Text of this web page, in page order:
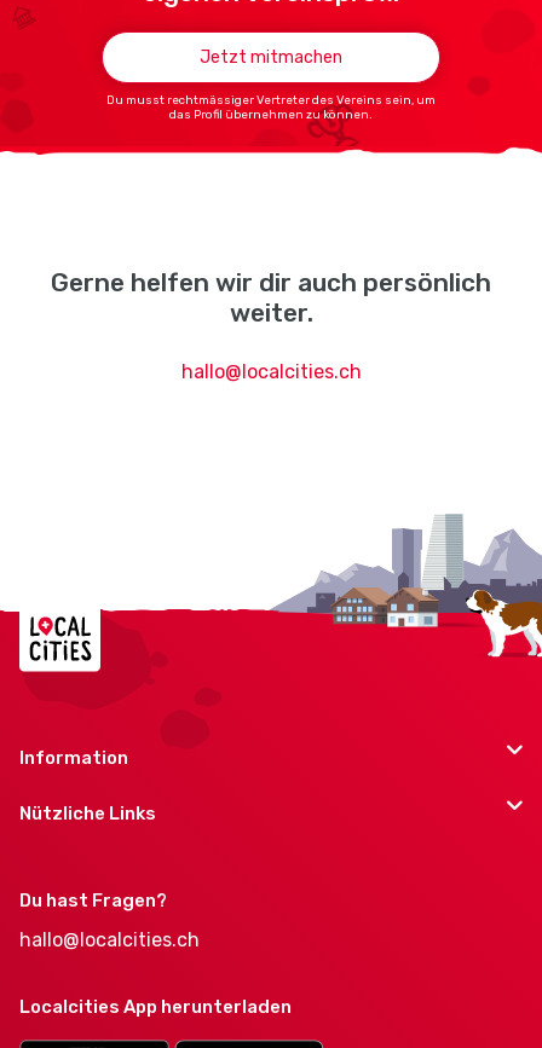
Jetzt mitmachen
Du musst rechtmässiger Vertreter des Vereins sein, um
das Profil übernehmen zu können.
Gerne helfen wir dir auch persönlich
weiter.
hallo@localcities.ch
Information
Nützliche Links
Du hast Fragen?
hallo@localcities.ch
Localcities App herunterladen